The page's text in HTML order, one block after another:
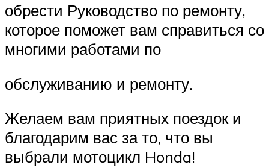
обрести Руководство по ремонту,
которое поможет вам справиться со
многими работами по
обслуживанию и ремонту.
Желаем вам приятных поездок и
благодарим вас за то, что вы
выбрали мотоцикл Honda!